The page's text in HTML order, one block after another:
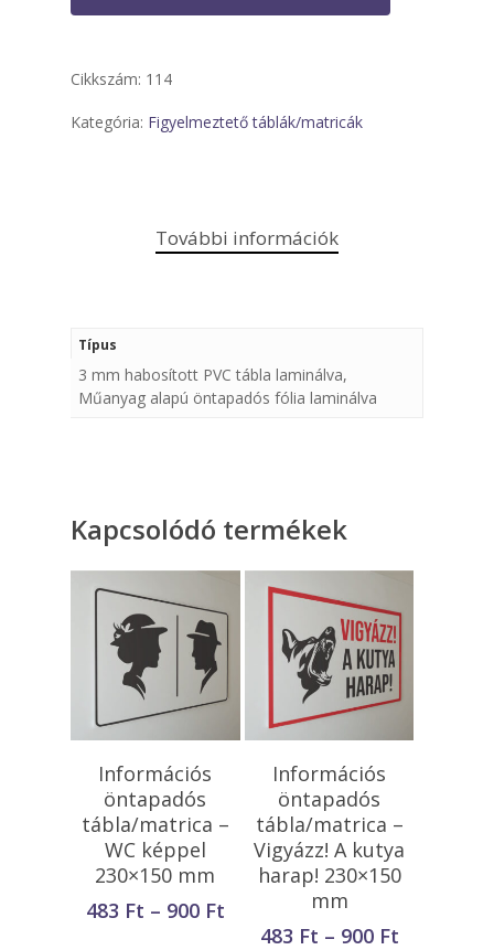
Cikkszám: 114
Kategória: Figyelmeztető táblák/matricák
További információk
Típus
3 mm habosított PVC tábla laminálva,
Műanyag alapú öntapadós fólia laminálva
Kapcsolódó termékek
Opciók Választása
Információs
öntapadós
tábla/matrica –
WC képpel
230×150 mm
483 Ft – 900 FtÁrtartomány:
483 Ft
Opciók Választása
Információs
öntapadós
tábla/matrica –
Vigyázz! A kutya
harap! 230×150
mm
483 Ft – 900 Ft